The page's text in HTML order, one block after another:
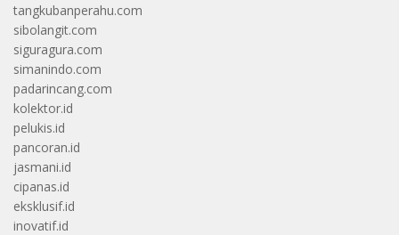
tangkubanperahu.com
sibolangit.com
siguragura.com
simanindo.com
padarincang.com
kolektor.id
pelukis.id
pancoran.id
jasmani.id
cipanas.id
eksklusif.id
inovatif.id